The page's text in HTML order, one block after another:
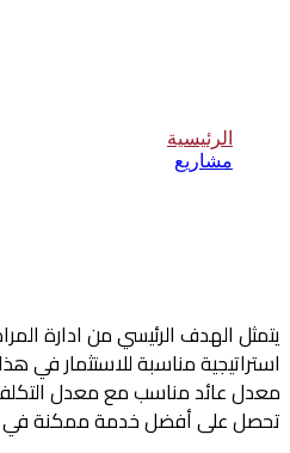
الرئيسية
مشاريع
يتمثل الهدف الرئيسي من ادارة
استراتيجية مناسبة للاستثمار في
معدل عائد مناسب مع معدل
تحصل على أفضل خدمة ممكنة في